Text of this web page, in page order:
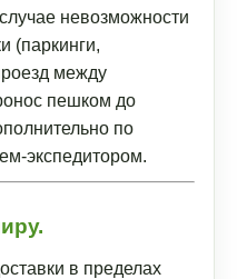
невозможности
(паркинги,
между
пешком до
по
экспедитором.
в пределах